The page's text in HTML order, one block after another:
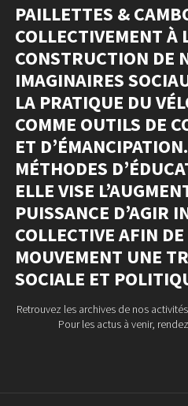
PAILLETTES &
COLLECTIVEMENT À
CONSTRUCTION DE
IMAGINAIRES
LA PRATIQUE DU
COMME OUTILS DE
ET
MÉTHODES
ELLE VISE
PUISSANCE D’AGIR
COLLECTIVE AFIN
MOUVEMENT UNE
SOCIALE ET
Retrouvez les archives de nos
Pour les actus à venir,